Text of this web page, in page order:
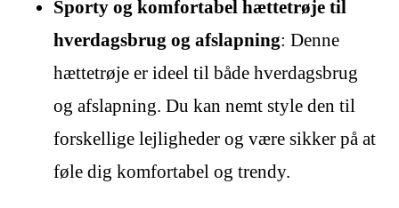
Sporty og komfortabel hættetrøje til
hverdagsbrug og afslapning: Denne
hættetrøje er ideel til både hverdagsbrug
og afslapning. Du kan nemt style den til
forskellige lejligheder og være sikker på at
føle dig komfortabel og trendy.